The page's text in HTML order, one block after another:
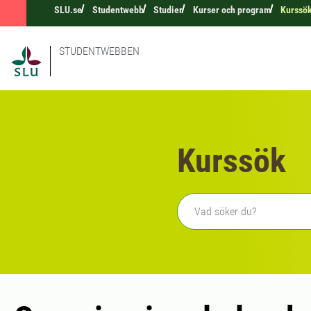
SLU.se Studentwebb Studier Kurser och program
STUDENTWEBBEN
Kurssök
Fritext sökning